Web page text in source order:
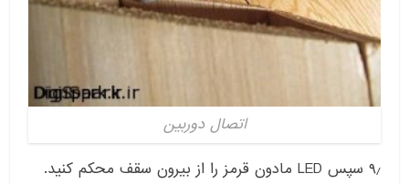
اتصال دوربین
۹٫ سپس LED مادون قرمز را از بیرون سقف محکم کنید.